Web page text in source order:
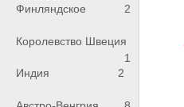
Финляндское
2
Королевство Швеция
1
Индия
2